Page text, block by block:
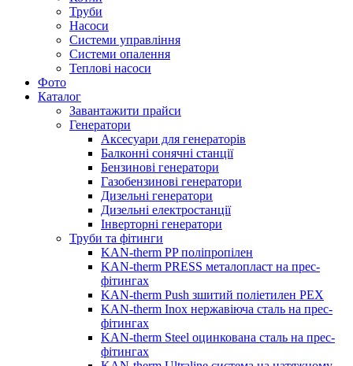
Труби
Насоси
Системи управління
Системи опалення
Теплові насоси
Фото
Каталог
Завантажити прайси
Генератори
Аксесуари для генераторів
Балконні сонячні станції
Бензинові генератори
Газобензинові генератори
Дизельні генератори
Дизельні електростанції
Інверторні генератори
Труби та фітинги
KAN-therm PP поліпропілен
KAN-therm PRESS металопласт на прес-
фітингах
KAN-therm Push зшитий поліетилен PEX
KAN-therm Inox нержавіюча сталь на прес-
фітингах
KAN-therm Steel оцинкована сталь на прес-
фітингах